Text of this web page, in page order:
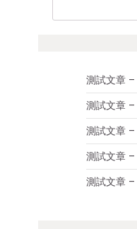
測試文章 –
測試文章
測試文章
測試文章
測試文章